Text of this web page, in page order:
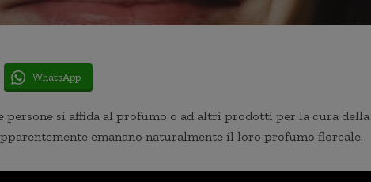
WhatsApp
persone si affida al profumo o ad altri prodotti per la cura della
emanano naturalmente il loro profumo floreale.